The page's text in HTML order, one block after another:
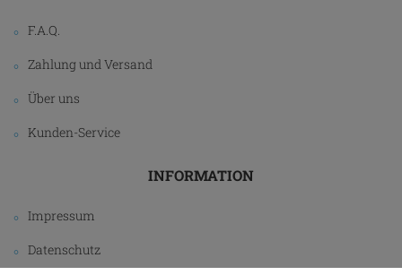
F.A.Q.
Zahlung und Versand
Über uns
Kunden-Service
INFORMATION
Impressum
Datenschutz